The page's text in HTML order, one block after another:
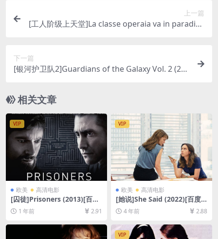
上一篇
[工人阶级上天堂]La classe operaia va in paradiso
下一篇
[银河护卫队2]Guardians of the Galaxy Vol. 2 (201
4/8GB][中英字幕]
相关文章
VIP
欧美 高清电影
[囚徒]Prisoners (2013)[百度
网盘+夸克网盘1080P超清未
删减资源][网盘在线播放/下
载][MP4/10GB][中英字幕]
1 年前 2.91
VIP
欧美 高清电影
[她说]She Said (2022)[百度
网盘+迅雷云盘资源1080P超
清未删减][MP4/8GB][中英字
幕]
4 年前 2.88
VIP